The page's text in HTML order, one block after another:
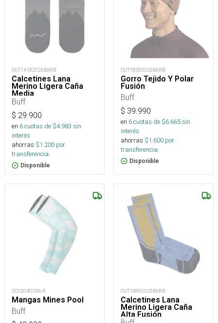
OUT14182026BARB
Calcetines Lana
Merino Ligera Caña
Media
Buff
$ 29.900
en 6cuotas de $4.983 sin
interés
ahorras $1.200 por
transferencia.
Disponible
OUT18582026BARB
Gorro Tejido Y Polar
Fusión
Buff
$ 39.990
en 6cuotas de $6.665sin
interés
ahorras $1.600 por
transferencia.
Disponible
OC020403BA-R
Mangas Mines Pool
Buff
OUT19882026BARB
Calcetines Lana
Merino Ligera Caña
Alta Fusión